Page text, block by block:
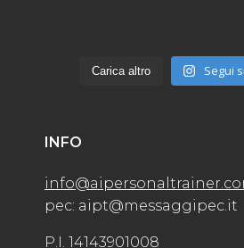
Carica altro Segui
INFO
pec: aipt@messaggipec.it
P.I. 14143901008